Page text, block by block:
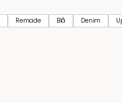
Remade Blå Denim